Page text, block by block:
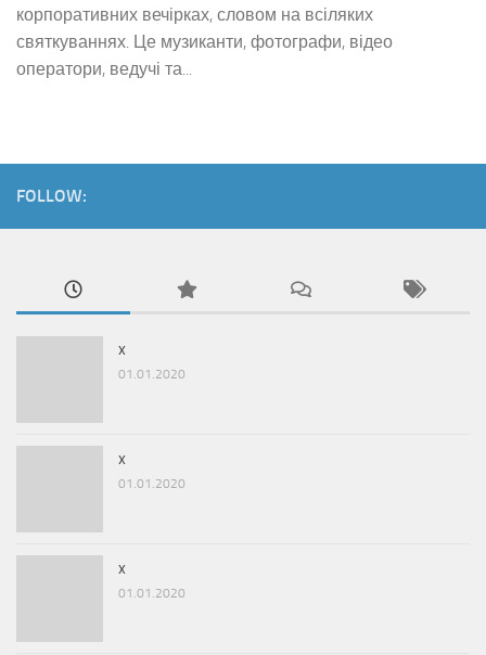
корпоративних вечірках, словом на всіляких
святкуваннях. Це музиканти, фотографи, відео
оператори, ведучі та...
FOLLOW:
x
01.01.2020
x
01.01.2020
x
01.01.2020